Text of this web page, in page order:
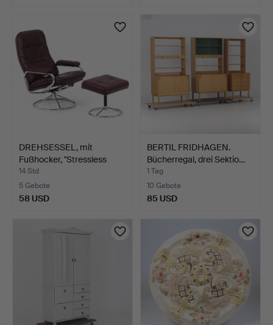
DREHSESSEL, mit
Fußhocker, "Stressless
Vie…
14 Std
5 Gebote
58 USD
BERTIL FRIDHAGEN.
Bücherregal, drei Sektio…
1 Tag
10 Gebote
85 USD